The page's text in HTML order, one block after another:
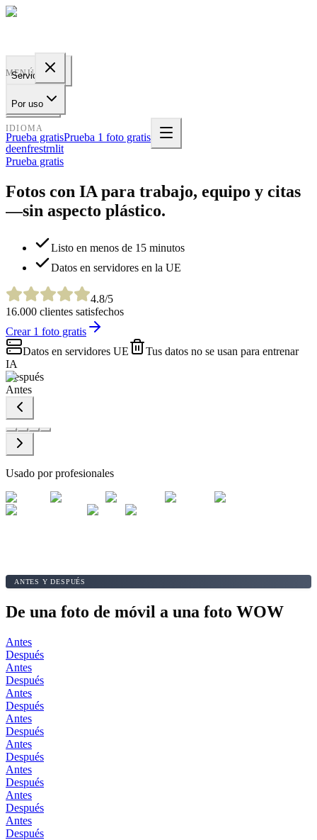
Servicios
es
Prueba gratisPrueba 1 foto gratis
MENÚ
Por uso
IDIOMA
deenfrestrnlit
Prueba gratis
Fotos con IA para trabajo, equipo y citas
—sin aspecto plástico.
Listo en menos de 15 minutos
Datos en servidores en la UE
4.8/5
16.000 clientes satisfechos
Crear 1 foto gratis
Datos en servidores UE
Tus datos no se usan para entrenar
IA
Después
Antes
Usado por profesionales
ANTES Y DESPUÉS
De una foto de móvil a una foto WOW
Antes
Después
Antes
Después
Antes
Después
Antes
Después
Antes
Después
Antes
Después
Antes
Después
Antes
Después